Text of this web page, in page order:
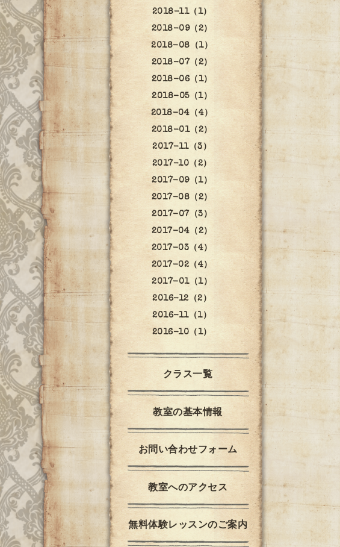
2018-11（1）
2018-09（2）
2018-08（1）
2018-07（2）
2018-06（1）
2018-05（1）
2018-04（4）
2018-01（2）
2017-11（3）
2017-10（2）
2017-09（1）
2017-08（2）
2017-07（3）
2017-04（2）
2017-03（4）
2017-02（4）
2017-01（1）
2016-12（2）
2016-11（1）
2016-10（1）
クラス一覧
教室の基本情報
お問い合わせフォーム
教室へのアクセス
無料体験レッスンのご案内